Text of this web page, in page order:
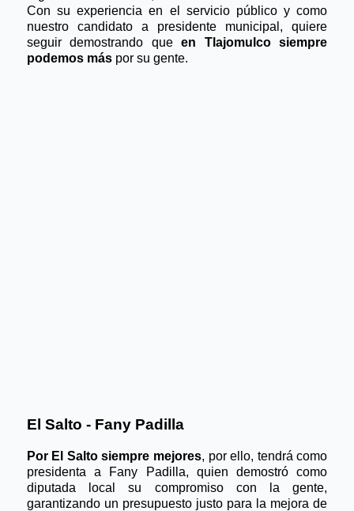
Con su experiencia en el servicio público y como
nuestro candidato a presidente municipal, quiere
seguir demostrando que en Tlajomulco siempre
podemos más por su gente.
El Salto - Fany Padilla
Por El Salto siempre mejores, por ello, tendrá como
presidenta a Fany Padilla, quien demostró como
diputada local su compromiso con la gente,
garantizando un presupuesto justo para la mejora de